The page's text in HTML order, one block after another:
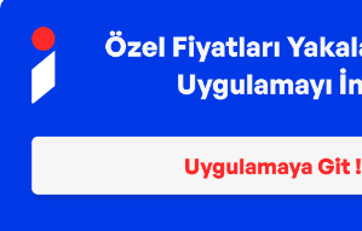
Popüler Markalar
Farmasi
Xiaomi
Lavazza
Fashcolle
Pro Plan